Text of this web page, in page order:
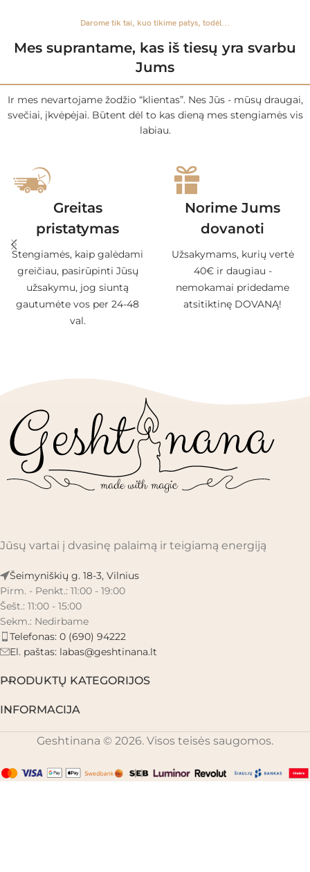
Darome tik tai, kuo tikime patys, todėl...
Mes suprantame, kas iš tiesų yra svarbu
Jums
Ir mes nevartojame žodžio “klientas”. Nes Jūs - mūsų draugai,
svečiai, įkvėpėjai. Būtent dėl to kas dieną mes stengiamės vis
labiau.
Greitas
pristatymas
Stengiamės, kaip galėdami
greičiau, pasirūpinti Jūsų
užsakymu, jog siuntą
gautumėte vos per 24-48
val.
Norime Jums
dovanoti
Užsakymams, kurių vertė
40€ ir daugiau -
nemokamai pridedame
atsitiktinę DOVANĄ!
Jūsų vartai į dvasinę palaimą ir teigiamą energiją
Šeimyniškių g. 18-3, Vilnius
Pirm. - Penkt.: 11:00 - 19:00
Šešt.: 11:00 - 15:00
Sekm.: Nedirbame
Telefonas: 0 (690) 94222
El. paštas: labas@geshtinana.lt
PRODUKTŲ KATEGORIJOS
INFORMACIJA
Geshtinana © 2026. Visos teisės saugomos.